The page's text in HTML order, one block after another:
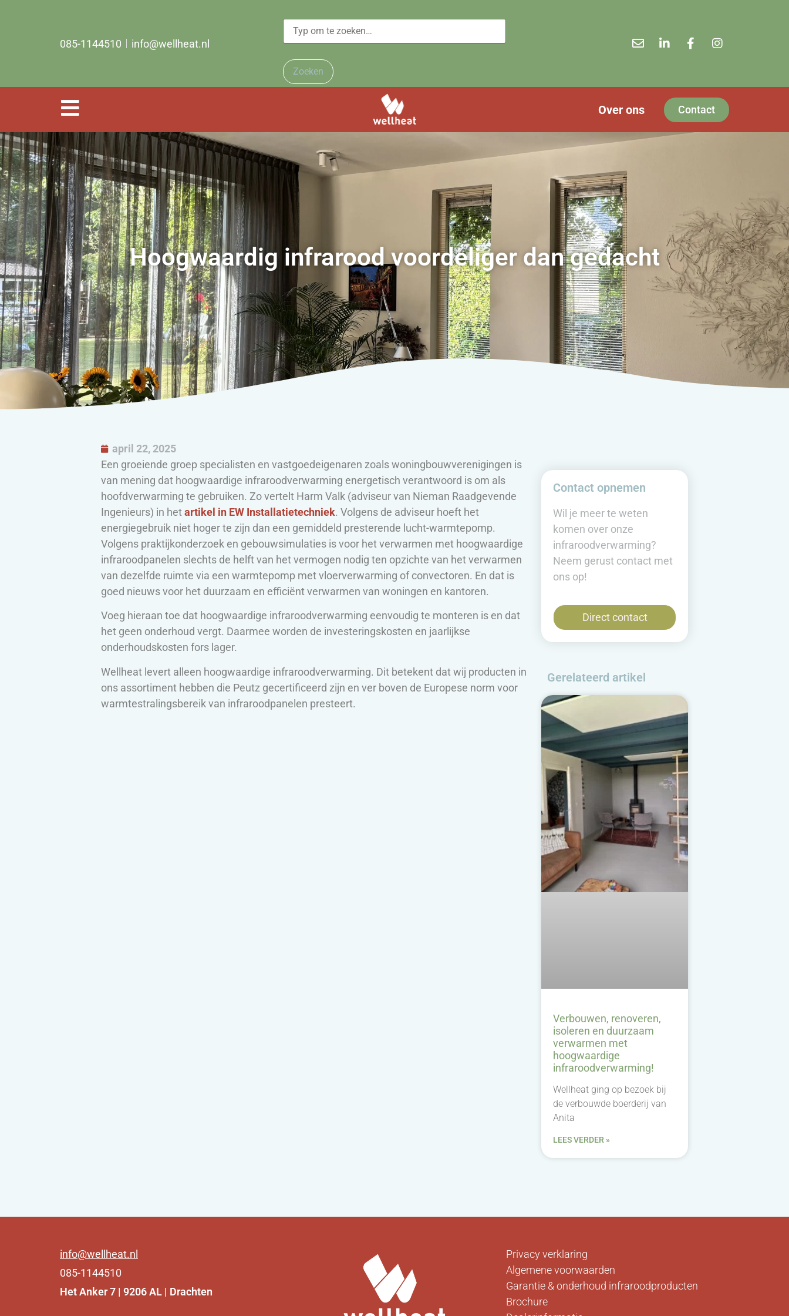
085-1144510 info@wellheat.nl
Zoeken
Over ons Contact
Hoogwaardig infrarood voordeliger dan gedacht
april 22, 2025
Een groeiende groep specialisten en vastgoedeigenaren zoals woningbouwverenigingen is
van mening dat hoogwaardige infraroodverwarming energetisch verantwoord is om als
hoofdverwarming te gebruiken. Zo vertelt Harm Valk (adviseur van Nieman Raadgevende
Ingenieurs) in hetartikel in EW Installatietechniek. Volgens de adviseur hoeft het
energiegebruik niet hoger te zijn dan een gemiddeld presterende lucht-warmtepomp.
Volgens praktijkonderzoek en gebouwsimulaties is voor het verwarmen met hoogwaardige
infraroodpanelen slechts de helft van het vermogen nodig ten opzichte van het verwarmen
van dezelfde ruimte via een warmtepomp met vloerverwarming of convectoren. En dat is
goed nieuws voor het duurzaam en efficiënt verwarmen van woningen en kantoren.
Voeg hieraan toe dat hoogwaardige infraroodverwarming eenvoudig te monteren is en dat
het geen onderhoud vergt. Daarmee worden de investeringskosten en jaarlijkse
onderhoudskosten fors lager.
Wellheat levert alleen hoogwaardige infraroodverwarming. Dit betekent dat wij producten in
ons assortiment hebben die Peutz gecertificeerd zijn en ver boven de Europese norm voor
warmtestralingsbereik van infraroodpanelen presteert.
Contact opnemen
Wil je meer te weten
komen over onze
infraroodverwarming?
Neem gerust contact met
ons op!
Direct contact
Gerelateerd artikel
Verbouwen, renoveren,
isoleren en duurzaam
verwarmen met
hoogwaardige
infraroodverwarming!
Wellheat ging op bezoek bij
de verbouwde boerderij van
Anita
LEES VERDER »
info@wellheat.nl
085-1144510
Het Anker 7 | 9206 AL | Drachten
Privacy verklaring
Algemene voorwaarden
Garantie & onderhoud infraroodproducten
Brochure